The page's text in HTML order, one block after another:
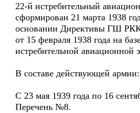
22-й истребительный
сформирован 21 марта 1938
основании Директивы ГШ
от 15 февраля 1938 года на
истребительной авиационной
В составе действующей армии:
С 23 мая 1939 года по 16
Перечень №8.